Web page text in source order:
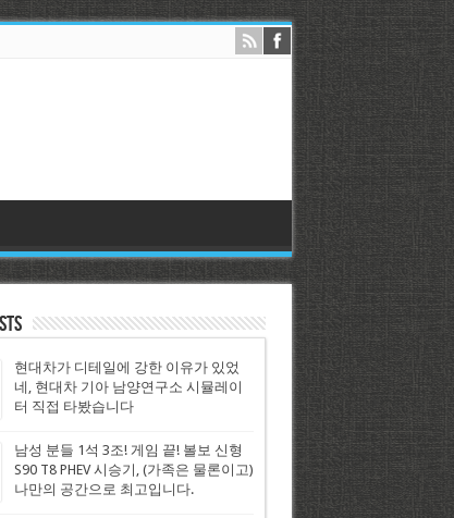
현대차가 디테일에 강한 이유가 있었
네, 현대차 기아 남양연구소 시뮬레이
터 직접 타봤습니다
남성 분들 1석 3조! 게임 끝! 볼보 신형
S90 T8 PHEV 시승기, (가족은 물론이고)
나만의 공간으로 최고입니다.